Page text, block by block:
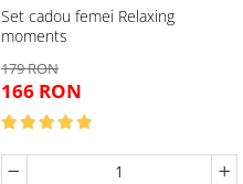
Set cadou femei Relaxing
moments
179 RON
166 RON